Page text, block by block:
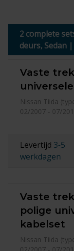
2 complete
deurs, Sedan
Vaste
Nissan Tiida
02/2007 - 07/
Levertijd 3-5
werkdagen
Vaste
polige
kabelset
Nissan Tiida